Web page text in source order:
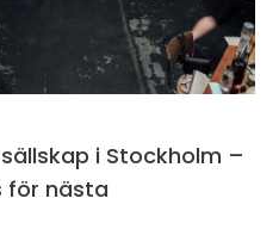
i Stockholm –
för nästa